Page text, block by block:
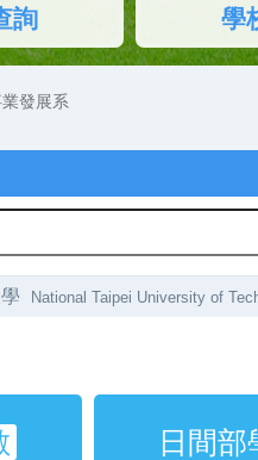
詢 學
發展系
National Taipei University of
日間